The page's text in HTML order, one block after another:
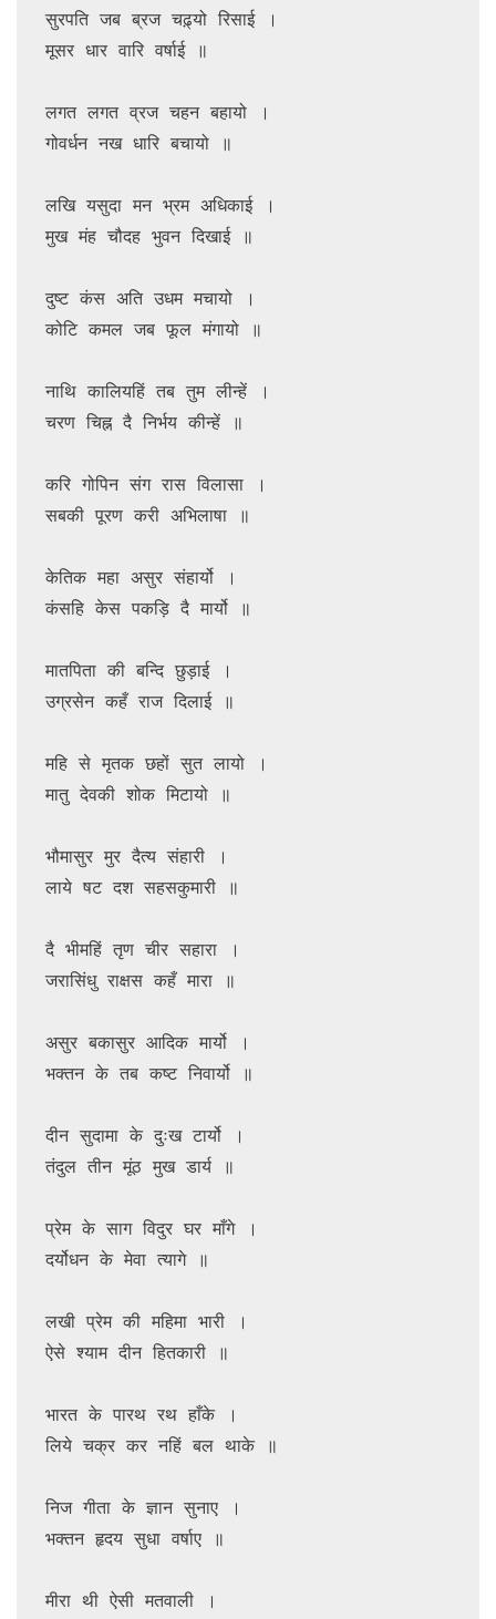
सुरपति जब ब्रज चढ़्यो रिसाई ।
मूसर धार वारि वर्षाई ॥
लगत लगत व्रज चहन बहायो ।
गोवर्धन नख धारि बचायो ॥
लखि यसुदा मन भ्रम अधिकाई ।
मुख मंह चौदह भुवन दिखाई ॥
दुष्ट कंस अति उधम मचायो ।
कोटि कमल जब फूल मंगायो ॥
नाथि कालियहिं तब तुम लीन्हें ।
चरण चिह्न दै निर्भय कीन्हें ॥
करि गोपिन संग रास विलासा ।
सबकी पूरण करी अभिलाषा ॥
केतिक महा असुर संहार्यो ।
कंसहि केस पकड़ि दै मार्यो ॥
मातपिता की बन्दि छुड़ाई ।
उग्रसेन कहँ राज दिलाई ॥
महि से मृतक छहों सुत लायो ।
मातु देवकी शोक मिटायो ॥
भौमासुर मुर दैत्य संहारी ।
लाये षट दश सहसकुमारी ॥
दै भीमहिं तृण चीर सहारा ।
जरासिंधु राक्षस कहँ मारा ॥
असुर बकासुर आदिक मार्यो ।
भक्तन के तब कष्ट निवार्यो ॥
दीन सुदामा के दुःख टार्यो ।
तंदुल तीन मूंठ मुख डार्य ॥
प्रेम के साग विदुर घर माँगे ।
दर्योधन के मेवा त्यागे ॥
लखी प्रेम की महिमा भारी ।
ऐसे श्याम दीन हितकारी ॥
भारत के पारथ रथ हाँके ।
लिये चक्र कर नहिं बल थाके ॥
निज गीता के ज्ञान सुनाए ।
भक्तन हृदय सुधा वर्षाए ॥
मीरा थी ऐसी मतवाली ।